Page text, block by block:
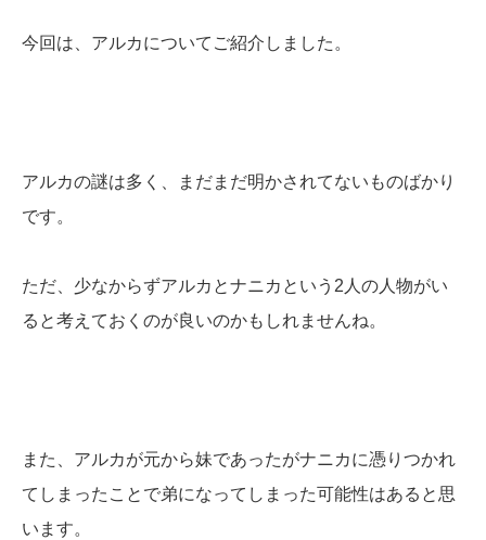
今回は、アルカについてご紹介しました。
アルカの謎は多く、まだまだ明かされてないものばかり
です。
ただ、少なからずアルカとナニカという2人の人物がい
ると考えておくのが良いのかもしれませんね。
また、アルカが元から妹であったがナニカに憑りつかれ
てしまったことで弟になってしまった可能性はあると思
います。